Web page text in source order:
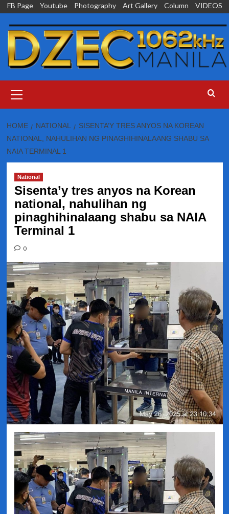
Skip
content
FB Page Youtube Photography Art Gallery Column VIDEOS
Menu
HOME NATIONAL
SISENTA’Y TRES ANYOS NA KOREAN
NATIONAL, NAHULIHAN NG PINAGHIHINALAANG SHABU SA
NAIA TERMINAL 1
National
Sisenta’y tres anyos na Korean
national, nahulihan ng
pinaghihinalaang shabu sa NAIA
Terminal 1
0